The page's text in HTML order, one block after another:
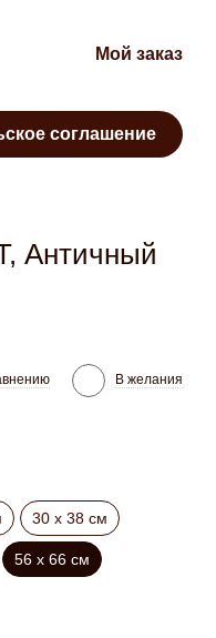
Мой заказ
соглашение
В желания
30 х 38 см
56 x 66 см